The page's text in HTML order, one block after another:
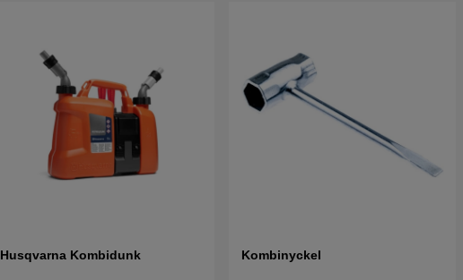
Husqvarna Kombidunk Kombinyckel